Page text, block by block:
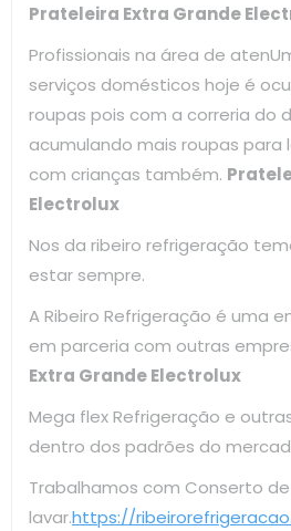
Prateleira Extra Grande
Profissionais na área de
serviços domésticos hoje é
roupas pois com a correria do
acumulando mais roupas para
com crianças também.
Electrolux
Nos da ribeiro refrigeração
estar sempre.
A Ribeiro Refrigeração é uma
em parceria com outras
Extra Grande Electrolux
Mega flex Refrigeração e
dentro dos padrões do
Trabalhamos com Conserto
lavar.https://